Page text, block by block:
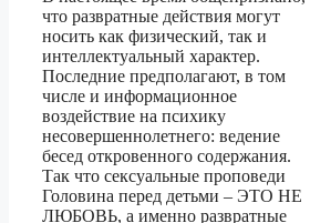
что развратные действия могут
носить как физический, так и
интеллектуальный характер.
Последние предполагают, в том
числе и информационное
воздействие на психику
несовершеннолетнего: ведение
бесед откровенного содержания.
Так что сексуальные проповеди
Головина перед детьми – ЭТО НЕ
ЛЮБОВЬ, а именно развратные